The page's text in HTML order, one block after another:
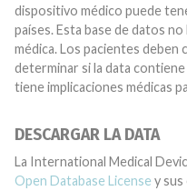
dispositivo médico puede
países. Esta base de datos
médica. Los pacientes deben
determinar si la data
tiene implicaciones médicas
DESCARGAR LA DATA
La International Medical
Open Database License y sus